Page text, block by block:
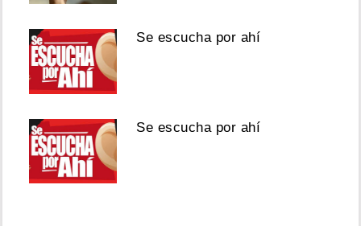
Se escucha por ahí
Se escucha por ahí